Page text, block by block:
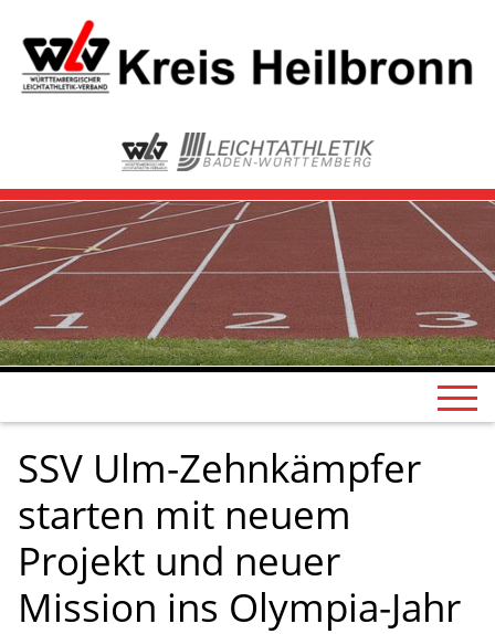
SSV Ulm-Zehnkämpfer
starten mit neuem
Projekt und neuer
Mission ins Olympia-Jahr